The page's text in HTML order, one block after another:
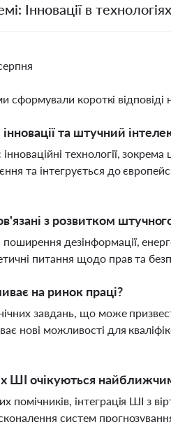
Інновації в технологіях
сформували короткі відповіді
та штучний
технології,
та інтегрується до
з розвитком
дезінформації,
питання щодо прав та
на ринок праці?
завдань, що може
нові можливості для
ШІ очікуються
помічників, інтеграція ШІ з
систем